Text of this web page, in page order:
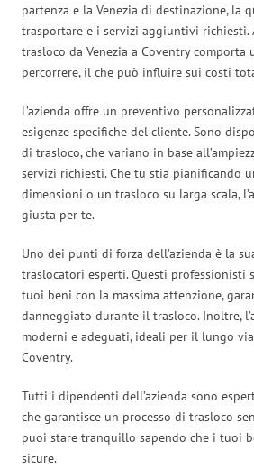
partenza e la Venezia di destinazione, la
trasportare e i servizi aggiuntivi richiesti.
trasloco da Venezia a Coventry comporta
percorrere, il che può influire sui costi
L’azienda offre un preventivo
esigenze specifiche del cliente. Sono
di trasloco, che variano in base
servizi richiesti. Che tu stia pianificando
dimensioni o un trasloco su larga scala,
giusta per te.
Uno dei punti di forza dell’azienda è la
traslocatori esperti. Questi professionisti
tuoi beni con la massima attenzione,
danneggiato durante il trasloco. Inoltre,
moderni e adeguati, ideali per il lungo
Coventry.
Tutti i dipendenti dell’azienda sono
che garantisce un processo di trasloco
puoi stare tranquillo sapendo che i tuoi
sicure.